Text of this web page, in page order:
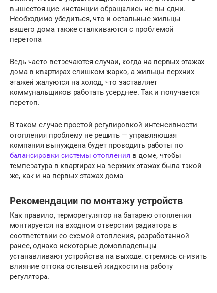
вышестоящие инстанции обращались не вы одни.
Необходимо убедиться, что и остальные жильцы
вашего дома также сталкиваются с проблемой
перетопа
Ведь часто встречаются случаи, когда на первых этажах
дома в квартирах слишком жарко, а жильцы верхних
этажей жалуются на холод, что заставляет
коммунальщиков работать усерднее. Так и получается
перетоп.
В таком случае простой регулировкой интенсивности
отопления проблему не решить — управляющая
компания вынуждена будет проводить работы по
балансировки системы отопления в доме, чтобы
температура в квартирах на верхних этажах была такой
же, как и на первых этажах дома.
Рекомендации по монтажу устройств
Как правило, терморегулятор на батарею отопления
монтируется на входном отверстии радиатора в
соответствии со схемой отопления, разработанной
ранее, однако некоторые домовладельцы
устанавливают устройства на выходе, стремясь снизить
влияние оттока остывшей жидкости на работу
регулятора.